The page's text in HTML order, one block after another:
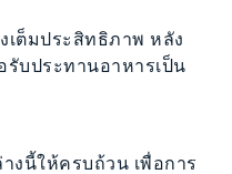
เต็มประสิทธิภาพ หลัง
บประทานอาหารเป็น
งนี้ให้ครบถ้วน เพื่อการ